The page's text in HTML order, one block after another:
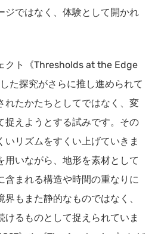
ジではなく、体験として開かれ
クト《Thresholds at the Edge
た探究がさらに推し進められて
れたかたちとしてではなく、変
捉えようとする試みです。その
いリズムをすくい上げていきま
用いながら、地形を素材として
含まれる構造や時間の重なりに
界もまた静的なものではなく、
けるものとして捉えられていま